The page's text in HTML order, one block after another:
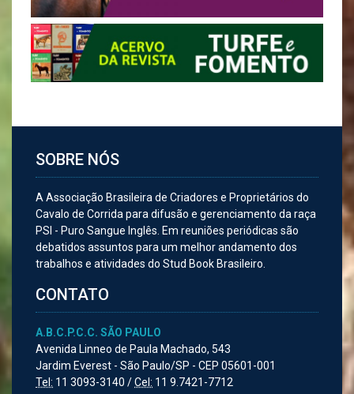
SOBRE NÓS
A Associação Brasileira de Criadores e Proprietários do
Cavalo de Corrida para difusão e gerenciamento da raça
PSI - Puro Sangue Inglês. Em reuniões periódicas são
debatidos assuntos para um melhor andamento dos
trabalhos e atividades do Stud Book Brasileiro.
CONTATO
A.B.C.P.C.C. SÃO PAULO
Avenida Linneo de Paula Machado, 543
Jardim Everest - São Paulo/SP - CEP 05601-001
Tel: 11 3093-3140 /Cel: 11 9.7421-7712